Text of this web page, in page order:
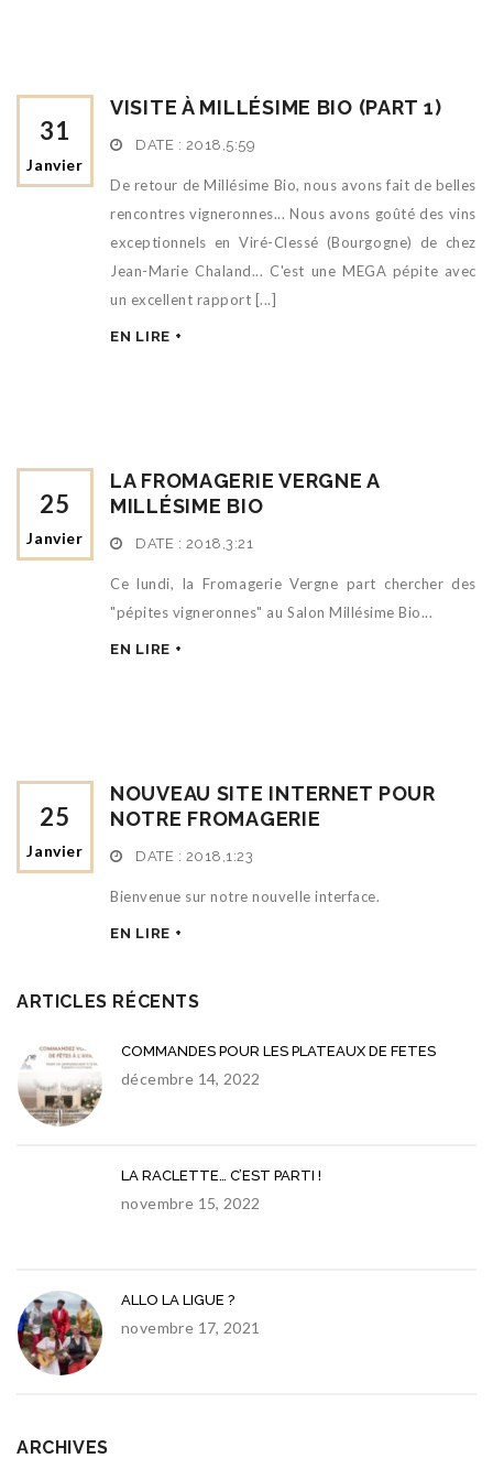
31
Janvier
VISITE À MILLÉSIME BIO (PART 1)
DATE : 2018,5:59
De retour de Millésime Bio, nous avons fait de belles
rencontres vigneronnes... Nous avons goûté des vins
exceptionnels en Viré-Clessé (Bourgogne) de chez
Jean-Marie Chaland... C'est une MEGA pépite avec
un excellent rapport [...]
EN LIRE +
25
Janvier
LA FROMAGERIE VERGNE A
MILLÉSIME BIO
DATE : 2018,3:21
Ce lundi, la Fromagerie Vergne part chercher des
"pépites vigneronnes" au Salon Millésime Bio...
EN LIRE +
25
Janvier
NOUVEAU SITE INTERNET POUR
NOTRE FROMAGERIE
DATE : 2018,1:23
Bienvenue sur notre nouvelle interface.
EN LIRE +
ARTICLES RÉCENTS
COMMANDES POUR LES PLATEAUX DE FETES
décembre 14, 2022
LA RACLETTE… C’EST PARTI !
novembre 15, 2022
ALLO LA LIGUE ?
novembre 17, 2021
ARCHIVES